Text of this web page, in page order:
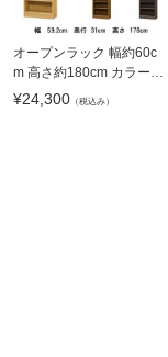
オープンラック 幅約60c
m 高さ約180cm カラーラ
ック
¥24,300（税込み）